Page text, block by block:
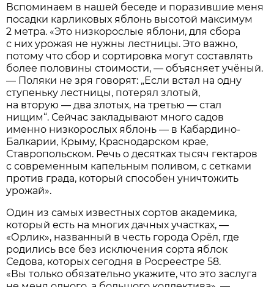
Вспоминаем в нашей беседе и поразившие меня
посадки карликовых яблонь высотой максимум
2 метра. «Это низкорослые яблони, для сбора
с них урожая не нужны лестницы. Это важно,
потому что сбор и сортировка могут составлять
более половины стоимости, — объясняет учёный.
— Поляки не зря говорят: „Если встал на одну
ступеньку лестницы, потерял злотый,
на вторую — два злотых, на третью — стал
нищим“. Сейчас закладывают много садов
именно низкорослых яблонь — в Кабардино-
Балкарии, Крыму, Краснодарском крае,
Ставропольском. Речь о десятках тысяч гектаров
с современным капельным поливом, с сетками
против града, который способен уничтожить
урожай».
Один из самых известных сортов академика,
который есть на многих дачных участках, —
«Орлик», названный в честь города Орёл, где
родились все без исключения сорта яблок
Седова, которых сегодня в Росреестре 58.
«Вы только обязательно укажите, что это заслуга